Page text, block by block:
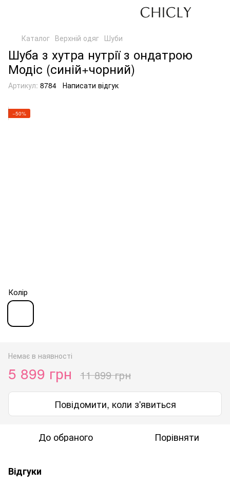
Каталог Верхній одяг Шуби
Шуба з хутра нутрії з ондатрою
Модіс (синій+чорний)
Артикул: 8784 Написати відгук
−50%
Колір
Немає в наявності
5 899 грн 11 899 грн
Повідомити, коли з'явиться
До обраного Порівняти
Відгуки